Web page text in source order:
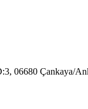
06680 Çankaya/